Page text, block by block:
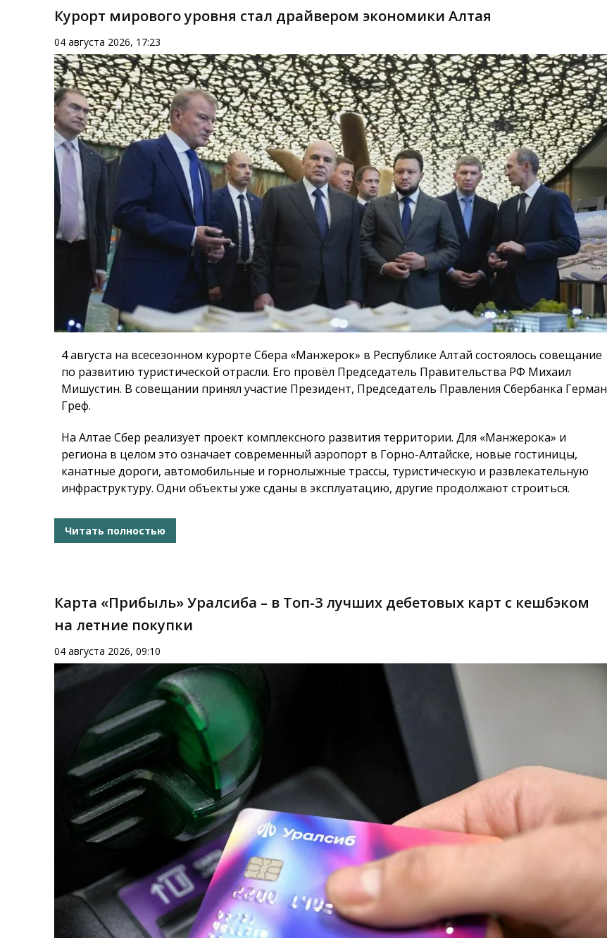
Курорт мирового уровня стал драйвером экономики Алтая
04 августа 2026, 17:23
4 августа на всесезонном курорте Сбера «Манжерок» в Республике Алтай состоялось совещание
по развитию туристической отрасли. Его провёл Председатель Правительства РФ Михаил
Мишустин. В совещании принял участие Президент, Председатель Правления Сбербанка Герман
Греф.
На Алтае Сбер реализует проект комплексного развития территории. Для «Манжерока» и
региона в целом это означает современный аэропорт в Горно-Алтайске, новые гостиницы,
канатные дороги, автомобильные и горнолыжные трассы, туристическую и развлекательную
инфраструктуру. Одни объекты уже сданы в эксплуатацию, другие продолжают строиться.
Читать полностью
Карта «Прибыль» Уралсиба – в Топ-3 лучших дебетовых карт с кешбэком
на летние покупки
04 августа 2026, 09:10